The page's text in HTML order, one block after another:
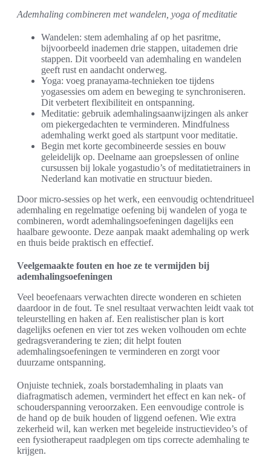
Ademhaling combineren met wandelen, yoga of meditatie
Wandelen: stem ademhaling af op het pasritme,
bijvoorbeeld inademen drie stappen, uitademen drie
stappen. Dit voorbeeld van ademhaling en wandelen
geeft rust en aandacht onderweg.
Yoga: voeg pranayama-technieken toe tijdens
yogasessies om adem en beweging te synchroniseren.
Dit verbetert flexibiliteit en ontspanning.
Meditatie: gebruik ademhalingsaanwijzingen als anker
om piekergedachten te verminderen. Mindfulness
ademhaling werkt goed als startpunt voor meditatie.
Begin met korte gecombineerde sessies en bouw
geleidelijk op. Deelname aan groepslessen of online
cursussen bij lokale yogastudio’s of meditatietrainers in
Nederland kan motivatie en structuur bieden.
Door micro-sessies op het werk, een eenvoudig ochtendritueel
ademhaling en regelmatige oefening bij wandelen of yoga te
combineren, wordt ademhalingsoefeningen dagelijks een
haalbare gewoonte. Deze aanpak maakt ademhaling op werk
en thuis beide praktisch en effectief.
Veelgemaakte fouten en hoe ze te vermijden bij
ademhalingsoefeningen
Veel beoefenaars verwachten directe wonderen en schieten
daardoor in de fout. Te snel resultaat verwachten leidt vaak tot
teleurstelling en haken af. Een realistischer plan is kort
dagelijks oefenen en vier tot zes weken volhouden om echte
gedragsverandering te zien; dit helpt fouten
ademhalingsoefeningen te verminderen en zorgt voor
duurzame ontspanning.
Onjuiste techniek, zoals borstademhaling in plaats van
diafragmatisch ademen, vermindert het effect en kan nek- of
schouderspanning veroorzaken. Een eenvoudige controle is
de hand op de buik houden of liggend oefenen. Wie extra
zekerheid wil, kan werken met begeleide instructievideo’s of
een fysiotherapeut raadplegen om tips correcte ademhaling te
krijgen.